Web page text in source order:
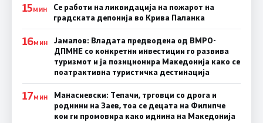
15МИН
Се работи на ликвидација на пожарот на
градската депонија во Крива Паланка
16МИН
Јамалов: Владата предводена од ВМРО-
ДПМНЕ со конкретни инвестиции го развива
туризмот и ја позиционира Македонија како се
поатрактивна туристичка дестинација
17МИН
Манасиевски: Тепачи, трговци со дрога и
роднини на Заев, тоа се децата на Филипче
кои ги промoвира како иднина на Македонија